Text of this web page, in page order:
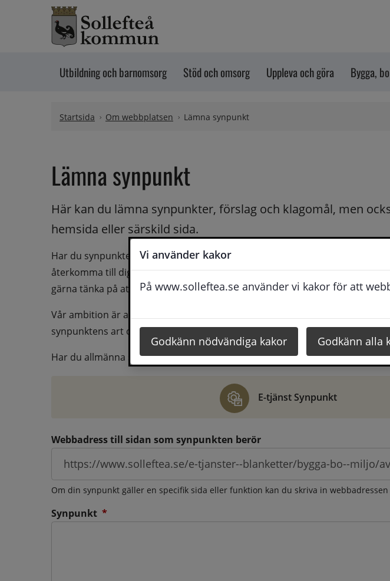
Vi använder kakor
På www.solleftea.se använder vi kakor för att
Godkänn nödvändiga kakor Godkänn alla
Hoppa till innehåll
Utbildning och barnomsorg Stöd och omsorg Uppleva och göra Bygga,
Startsida Om webbplatsen Lämna synpunkt
Lämna synpunkt
Här kan du lämna synpunkter, förslag och klagomål, men
hemsida eller särskild sida.
Har du synpunkter på webbplatsen kan du skicka in dem via formuläret
återkomma till dig behöver du även fylla i dina kontaktuppgifter. När du
gärna tänka på att vara så tydlig som möjligt för att vi ska kunna hjälpa dig
Vår ambition är att besvara synpunkter så snart som möjligt, men
synpunktens art och omfång.
Har du allmänna synpunkter, klagomål eller beröm gör du det via e-tjänsten
E-tjänst Synpunkt
Webbadress till sidan som synpunkten berör
Om din synpunkt gäller en specifik sida eller funktion kan du skriva in
Synpunkt *